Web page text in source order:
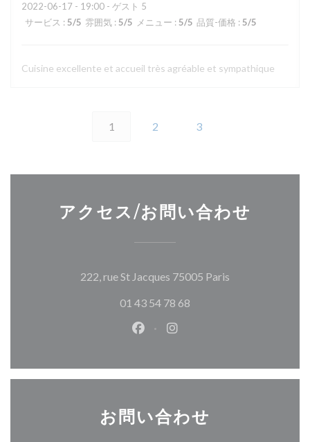
2022-06-17 - 19:00 - ゲスト 5
サービス : 5/5 雰囲気 : 5/5 メニュー : 5/5 品質-価格 : 5/5
Cuisine excellente et accueil très agréable et sympathique
1 2 3
アクセス/お問い合わせ
222, rue St Jacques 75005 Paris
01 43 54 78 68
Facebook ((新しいウィンドウ
Instagram ((新しいウィ
お問い合わせ